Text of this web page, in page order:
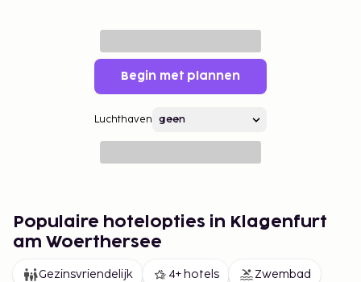
Begin met plannen
Luchthaven
Populaire hotelopties in Klagenfurt
am Woerthersee
Gezinsvriendelijk 4+ hotels Zwembad